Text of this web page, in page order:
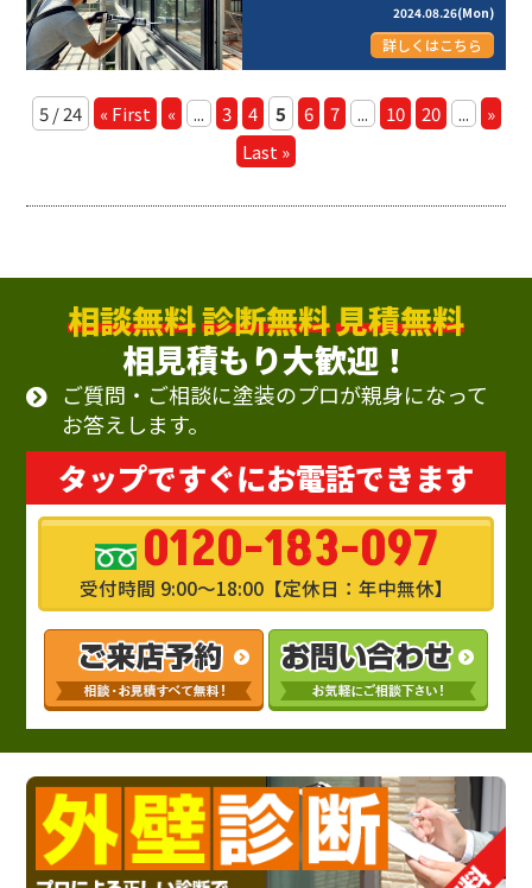
2024.08.26(Mon)
詳しくはこちら
5 / 24 « First « ... 3 4 5 6 7 ... 10 20 ...
»
Last »
相談無料診断無料見積無料
相見積もり大歓迎！
ご質問・ご相談に塗装のプロが親身になって
お答えします。
タップですぐにお電話できます
0120-183-097
受付時間 9:00～18:00【定休日：年中無休】